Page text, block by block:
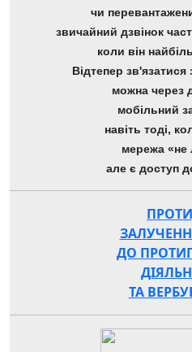
чи
звичайний дзвінок
коли він
Відтепер
можна через
мобільний
навіть тоді,
мережа «не
але є доступ
ДО
ТА